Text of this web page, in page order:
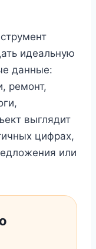
идеальную
данные:
ремонт,
выглядит
цифрах,
или